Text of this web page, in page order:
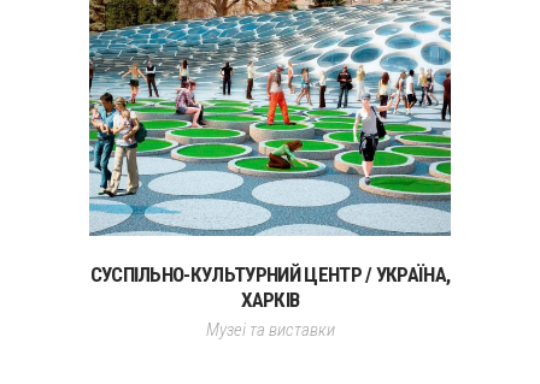
СУСПІЛЬНО-КУЛЬТУРНИЙ ЦЕНТР / УКРАЇНА,
ХАРКІВ
Музеі та виставки